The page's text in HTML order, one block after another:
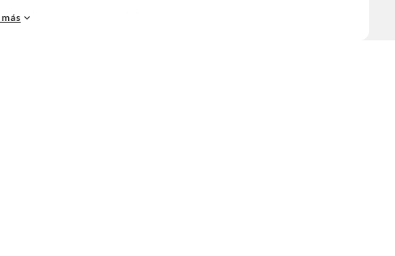
¡Visítanos y descubre todo lo que tenemos para ofrecerte!